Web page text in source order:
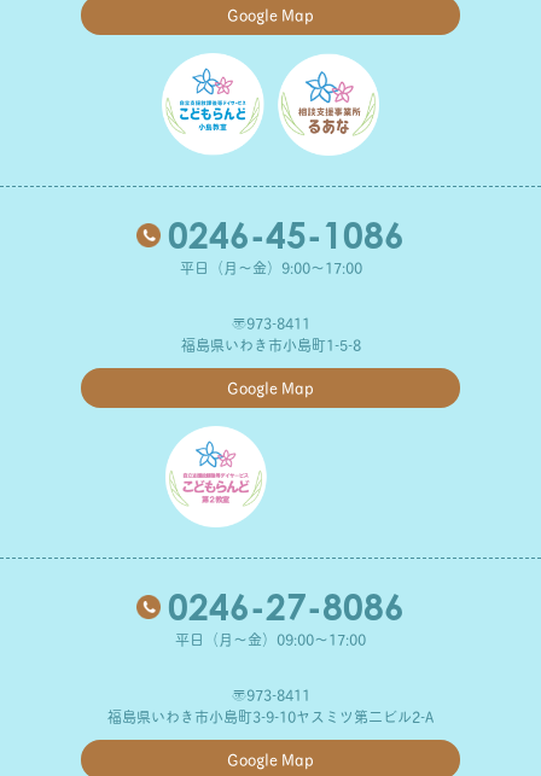
Google Map
0246-45-1086
平日（月～金）9:00～17:00
〒973-8411
福島県いわき市小島町1-5-8
Google Map
0246-27-8086
平日（月～金）09:00～17:00
〒973-8411
福島県いわき市小島町3-9-10ヤスミツ第二ビル2-A
Google Map